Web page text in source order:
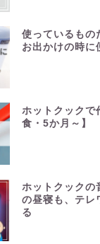
使っているもの
お出かけの時に
ホットクックで
食・5か月～】
ホットクックの
の昼寝も、テレ
る